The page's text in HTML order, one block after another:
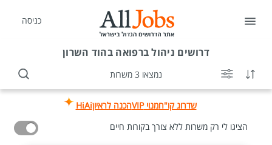
כניסה
דרושים ניהול ברפואה בהוד השרון
נמצאו 3 משרות
שדרוג קו"חמנוי VIP הכנה לראיוןHiAi
הציגו לי רק משרות ללא צורך בקורות חיים